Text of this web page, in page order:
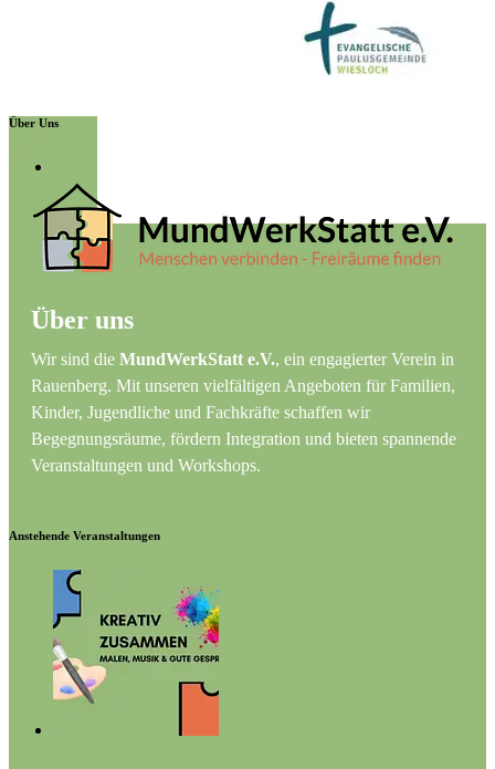
Über Uns
Über uns
Wir sind die MundWerkStatt e.V., ein engagierter Verein in
Rauenberg. Mit unseren vielfältigen Angeboten für Familien,
Kinder, Jugendliche und Fachkräfte schaffen wir
Begegnungsräume, fördern Integration und bieten spannende
Veranstaltungen und Workshops.
Anstehende Veranstaltungen